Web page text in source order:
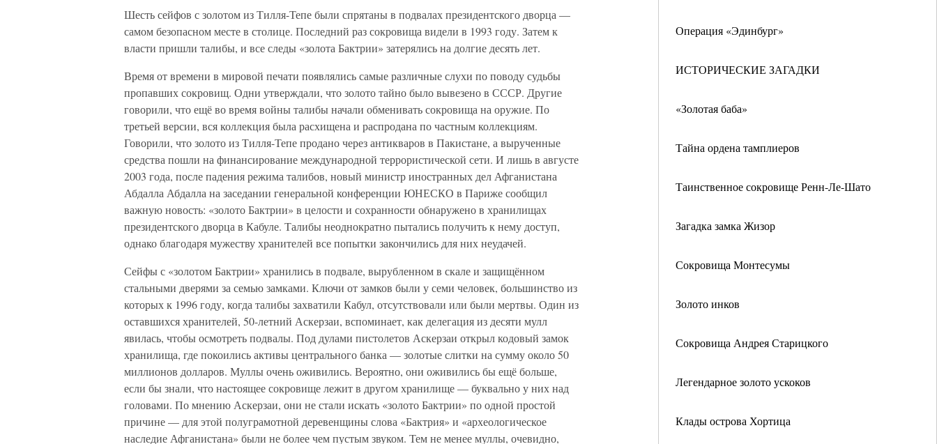
Операция «Эдинбург»
ИСТОРИЧЕСКИЕ ЗАГАДКИ
«Золотая баба»
Тайна ордена тамплиеров
Таинственное сокровище Ренн-Ле-Шато
Загадка замка Жизор
Сокровища Монтесумы
Золото инков
Сокровища Андрея Старицкого
Легендарное золото ускоков
Клады острова Хортица
Шесть сейфов с золотом из Тилля-Тепе были спрятаны в подвалах президентского дворца —
самом безопасном месте в столице. Последний раз сокровища видели в 1993 году. Затем к
власти пришли талибы, и все следы «золота Бактрии» затерялись на долгие десять лет.
Время от времени в мировой печати появлялись самые различные слухи по поводу судьбы
пропавших сокровищ. Одни утверждали, что золото тайно было вывезено в СССР. Другие
говорили, что ещё во время войны талибы начали обменивать сокровища на оружие. По
третьей версии, вся коллекция была расхищена и распродана по частным коллекциям.
Говорили, что золото из Тилля-Тепе продано через антикваров в Пакистане, а вырученные
средства пошли на финансирование международной террористической сети. И лишь в августе
2003 года, после падения режима талибов, новый министр иностранных дел Афганистана
Абдалла Абдалла на заседании генеральной конференции ЮНЕСКО в Париже сообщил
важную новость: «золото Бактрии» в целости и сохранности обнаружено в хранилищах
президентского дворца в Кабуле. Талибы неоднократно пытались получить к нему доступ,
однако благодаря мужеству хранителей все попытки закончились для них неудачей.
Сейфы с «золотом Бактрии» хранились в подвале, вырубленном в скале и защищённом
стальными дверями за семью замками. Ключи от замков были у семи человек, большинство из
которых к 1996 году, когда талибы захватили Кабул, отсутствовали или были мертвы. Один из
оставшихся хранителей, 50-летний Аскерзаи, вспоминает, как делегация из десяти мулл
явилась, чтобы осмотреть подвалы. Под дулами пистолетов Аскерзаи открыл кодовый замок
хранилища, где покоились активы центрального банка — золотые слитки на сумму около 50
миллионов долларов. Муллы очень оживились. Вероятно, они оживились бы ещё больше,
если бы знали, что настоящее сокровище лежит в другом хранилище — буквально у них над
головами. По мнению Аскерзаи, они не стали искать «золото Бактрии» по одной простой
причине — для этой полуграмотной деревенщины слова «Бактрия» и «археологическое
наследие Афганистана» были не более чем пустым звуком. Тем не менее муллы, очевидно,